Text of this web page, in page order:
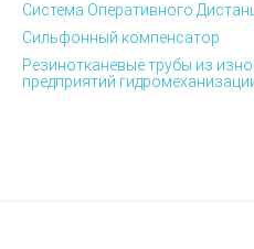
Система Оперативного
Сильфонный компенсатор
Резинотканевые трубы из
предприятий